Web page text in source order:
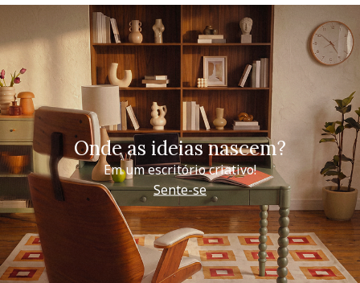
Onde as ideias nascem?
Em um escritório criativo!
Sente-se